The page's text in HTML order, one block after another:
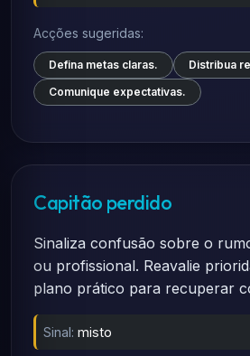
Acções sugeridas:
Defina metas claras.
Distribua
Comunique expectativas.
Capitão perdido
Sinaliza confusão sobre o
ou profissional. Reavalie
plano prático para recuperar
Sinal: misto